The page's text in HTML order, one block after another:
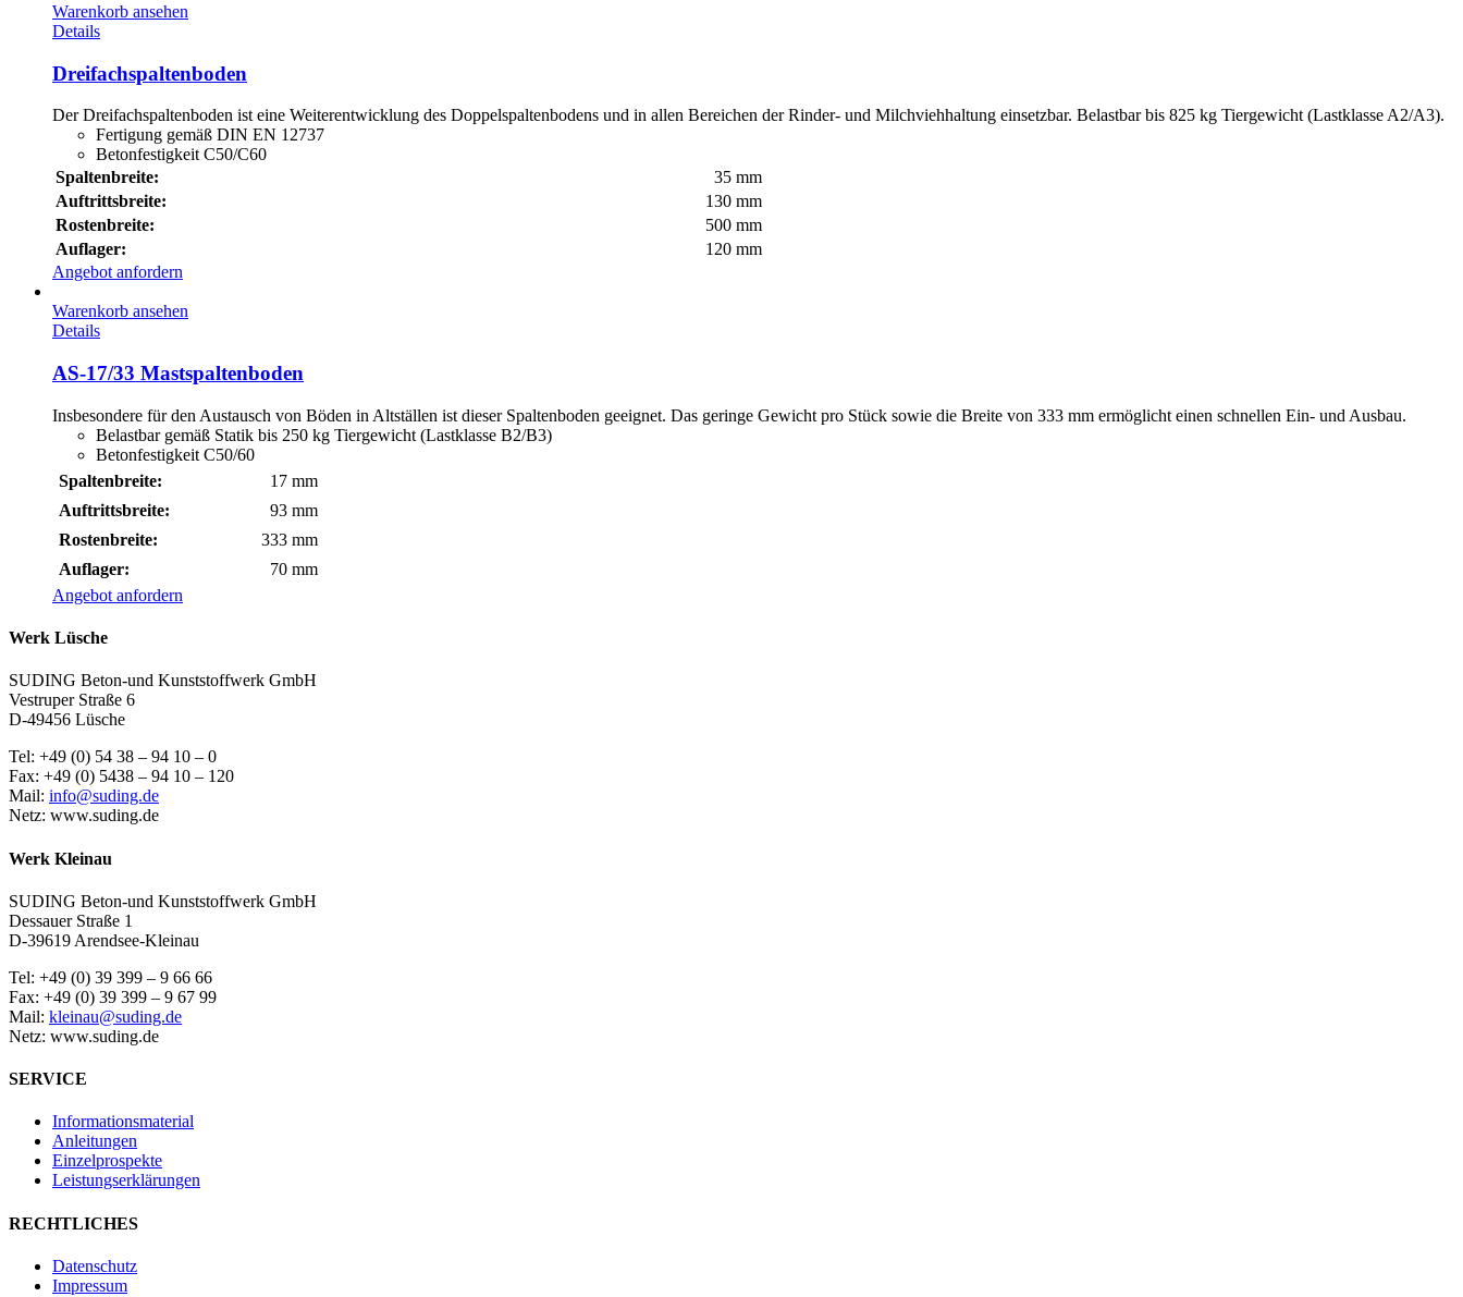
Warenkorb ansehen
Details
Dreifachspaltenboden
Der Dreifachspaltenboden ist eine Weiterentwicklung des Doppelspaltenbodens und in allen Bereichen der Rinder- und Milchviehhaltung einsetzbar. Belastbar bis 825 kg Tiergewicht (Lastklasse A2/A3).
Fertigung gemäß DIN EN 12737
Betonfestigkeit C50/C60
Spaltenbreite:
35 mm
Auftrittsbreite:
130 mm
Rostenbreite:
500 mm
Auflager:
120 mm
Angebot anfordern
Warenkorb ansehen
Details
AS-17/33 Mastspaltenboden
Insbesondere für den Austausch von Böden in Altställen ist dieser Spaltenboden geeignet. Das geringe Gewicht pro Stück sowie die Breite von 333 mm ermöglicht einen schnellen Ein- und Ausbau.
Belastbar gemäß Statik bis 250 kg Tiergewicht (Lastklasse B2/B3)
Betonfestigkeit C50/60
Spaltenbreite:
17 mm
Auftrittsbreite:
93 mm
Rostenbreite:
333 mm
Auflager:
70 mm
Angebot anfordern
Werk Lüsche
SUDING Beton-und Kunststoffwerk GmbH
Vestruper Straße 6
D-49456 Lüsche
Tel: +49 (0) 54 38 – 94 10 – 0
Fax: +49 (0) 5438 – 94 10 – 120
Mail: info@suding.de
Netz: www.suding.de
Werk Kleinau
SUDING Beton-und Kunststoffwerk GmbH
Dessauer Straße 1
D-39619 Arendsee-Kleinau
Tel: +49 (0) 39 399 – 9 66 66
Fax: +49 (0) 39 399 – 9 67 99
Mail: kleinau@suding.de
Netz: www.suding.de
SERVICE
Informationsmaterial
Anleitungen
Einzelprospekte
Leistungserklärungen
RECHTLICHES
Datenschutz
Impressum